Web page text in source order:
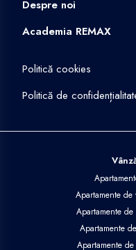
Despre noi
Academia REMAX
Politică cookies
Politică de
Apartamente
Apartamente
Apartamente
Apartamente